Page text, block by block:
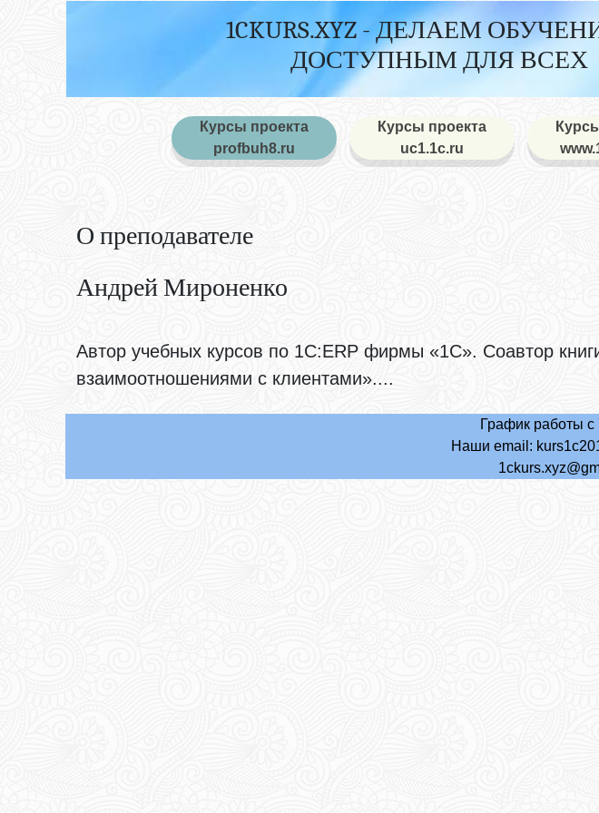
1CKURS.XYZ - ДЕЛАЕМ
ДОСТУПНЫМ ДЛЯ ВСЕХ
Курсы проекта
profbuh8.ru
Курсы проекта
uc1.1c.ru
О преподавателе
Андрей Мироненко
Автор учебных курсов по 1С:ERP фирмы «1С». Соавтор
взаимоотношениями с клиентами»....
График работы
Наши email: